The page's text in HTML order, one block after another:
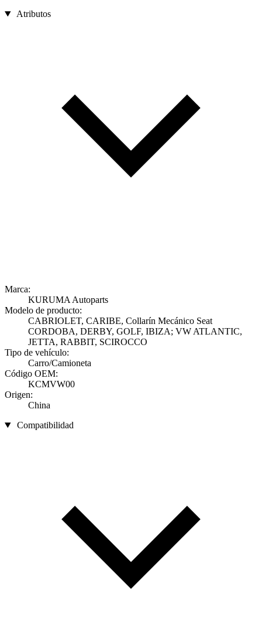
Atributos
Marca:
KURUMA Autoparts
Modelo de producto:
CABRIOLET, CARIBE, Collarín Mecánico Seat
CORDOBA, DERBY, GOLF, IBIZA; VW ATLANTIC,
JETTA, RABBIT, SCIROCCO
Tipo de vehículo:
Carro/Camioneta
Código OEM:
KCMVW00
Origen:
China
Compatibilidad